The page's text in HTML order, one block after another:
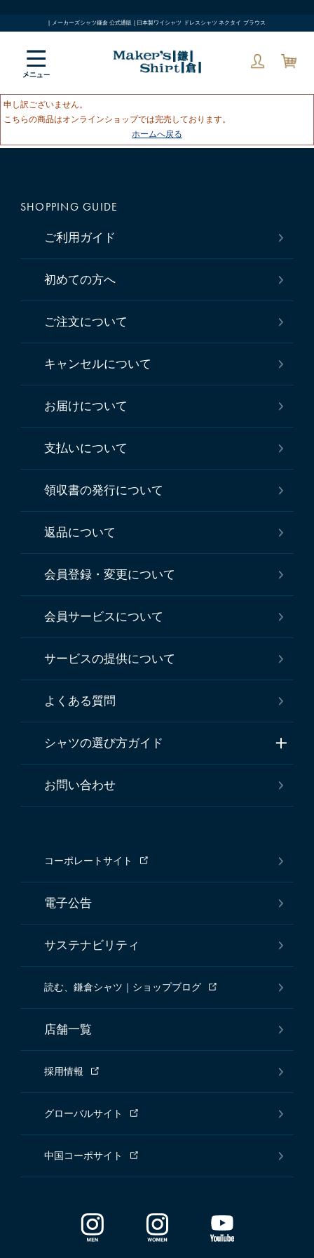
| メーカーズシャツ鎌倉 公式通販 | 日本製ワイシャツ ドレスシャツ ネクタイ ブラウス
申し訳ございません。
こちらの商品はオンラインショップでは完売しております。
ホームへ戻る
SHOPPING GUIDE
ご利用ガイド
初めての方へ
ご注文について
キャンセルについて
お届けについて
支払いについて
領収書の発行について
返品について
会員登録・変更について
会員サービスについて
サービスの提供について
よくある質問
シャツの選び方ガイド
お問い合わせ
コーポレートサイト
電子公告
サステナビリティ
読む、鎌倉シャツ｜ショップブログ
店舗一覧
採用情報
グローバルサイト
中国コーポサイト